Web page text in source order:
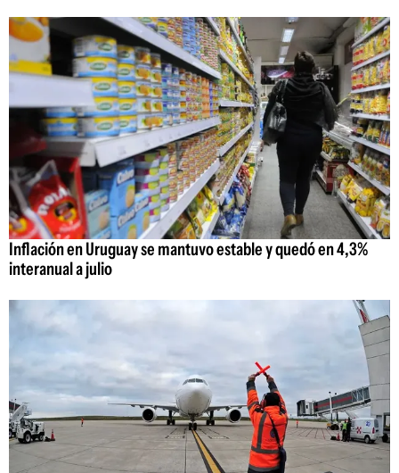
Inflación en Uruguay se mantuvo estable y quedó en 4,3%
interanual a julio